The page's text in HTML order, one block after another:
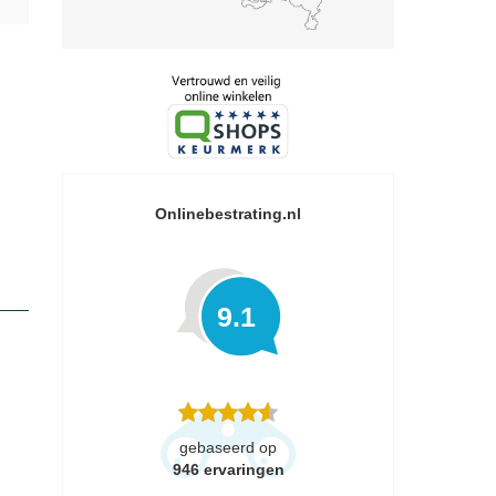
Onlinebestrating.nl
9.1
gebaseerd op
946 ervaringen